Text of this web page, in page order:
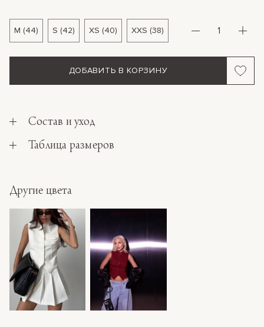
M (44) S (42) XS (40) XXS (38)
ДОБАВИТЬ В КОРЗИНУ
Состав и уход
Таблица размеров
Другие цвета